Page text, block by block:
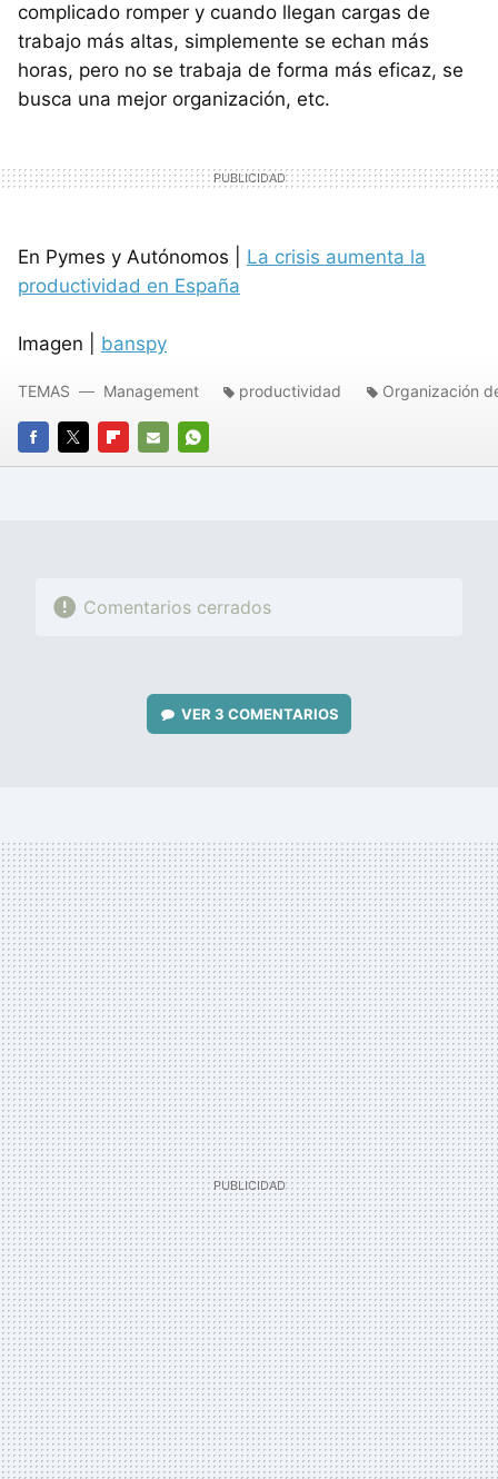
complicado romper y cuando llegan cargas de
trabajo más altas, simplemente se echan más
horas, pero no se trabaja de forma más eficaz, se
busca una mejor organización, etc.
En Pymes y Autónomos | La crisis aumenta la
productividad en España
Imagen | banspy
FACEBOOK
TWITTERFLIPBOARD
E-
WHATSAPP
TEMAS Management productividad Organización
Comentarios cerrados
VER 3 COMENTARIOS